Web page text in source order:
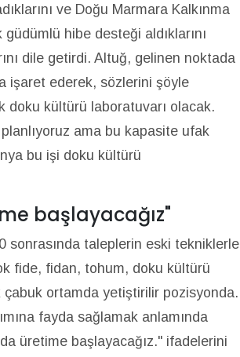
ve Doğu Marmara Kalkınma
hibe desteği aldıklarını
dile getirdi. Altuğ, gelinen noktada
işaret ederek, sözlerini şöyle
kültürü laboratuvarı olacak.
ama bu kapasite ufak
bu işi doku kültürü
başlayacağız"
sonrasında taleplerin eski tekniklerle
fide, fidan, tohum, doku kültürü
çabuk ortamda yetiştirilir pozisyonda.
fayda sağlamak anlamında
üretime başlayacağız." ifadelerini